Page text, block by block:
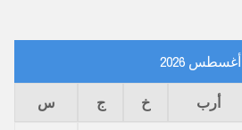
أغسطس 2026
أرب خ ج
س